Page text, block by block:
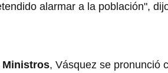
alarmar a la población",
Ministros, Vásquez se pronunció